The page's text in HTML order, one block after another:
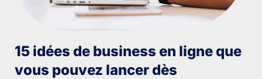
15 idées de business en ligne que
vous pouvez lancer dès